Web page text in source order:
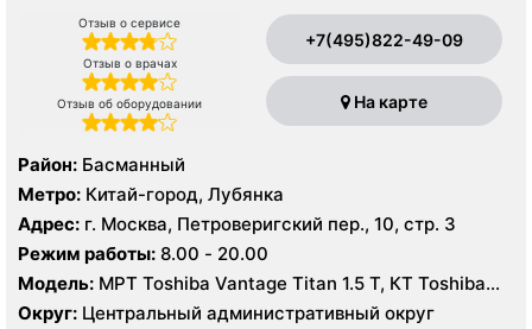
Отзыв о сервисе
Отзыв о врачах
Отзыв об оборудовании
+7(495)822-49-09
На карте
Район: Басманный
Метро: Китай-город, Лубянка
Адрес: г. Москва, Петроверигский пер., 10, стр. 3
Режим работы: 8.00 - 20.00
Модель: МРТ Toshiba Vantage Titan 1.5 Т, КТ Toshiba
Aquilion 64 среза
Округ: Центральный административный округ